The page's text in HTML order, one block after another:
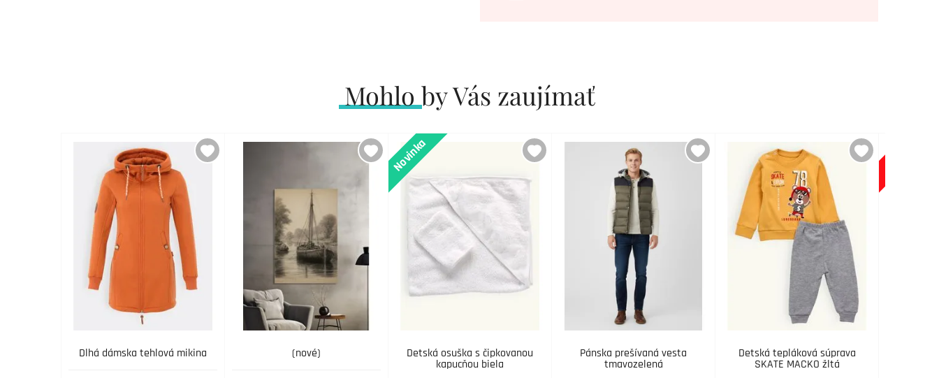
Mohlo by Vás zaujímať
Dlhá dámska tehlová mikina (nové) Detská osuška s čipkovanou
kapucňou biela
Novinka
Pánska prešívaná vesta
tmavozelená
Detská tepláková súprava
SKATE MACKO žltá